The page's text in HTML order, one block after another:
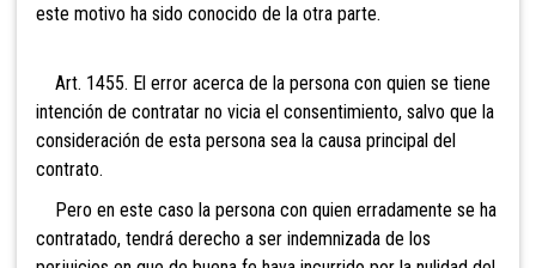
este motivo ha sido conocido de la otra parte.
Art. 1455. El error acerca de la persona con quien se tiene
intención de contratar no vicia el consentimiento, salvo que la
consideración de esta persona sea la causa principal del
contrato.
Pero en este caso la persona con quien erradamente se ha
contratado, tendrá derecho a ser indemnizada de los